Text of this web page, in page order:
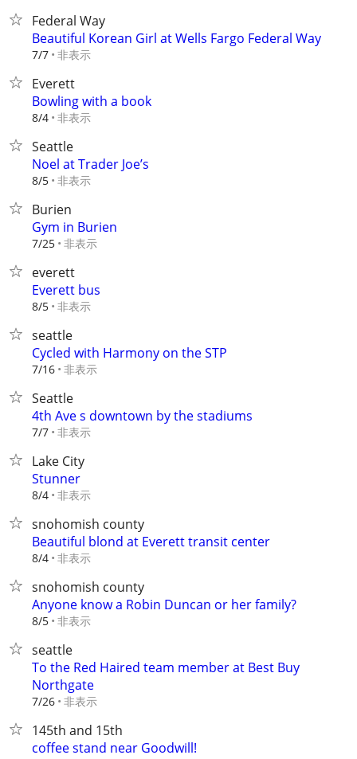
Federal Way
Beautiful Korean Girl at Wells Fargo Federal Way
7/7 非表示
Everett
Bowling with a book
8/4 非表示
Seattle
Noel at Trader Joe’s
8/5 非表示
Burien
Gym in Burien
7/25 非表示
everett
Everett bus
8/5 非表示
seattle
Cycled with Harmony on the STP
7/16 非表示
Seattle
4th Ave s downtown by the stadiums
7/7 非表示
Lake City
Stunner
8/4 非表示
snohomish county
Beautiful blond at Everett transit center
8/4 非表示
snohomish county
Anyone know a Robin Duncan or her family?
8/5 非表示
seattle
To the Red Haired team member at Best Buy
Northgate
7/26 非表示
145th and 15th
coffee stand near Goodwill!